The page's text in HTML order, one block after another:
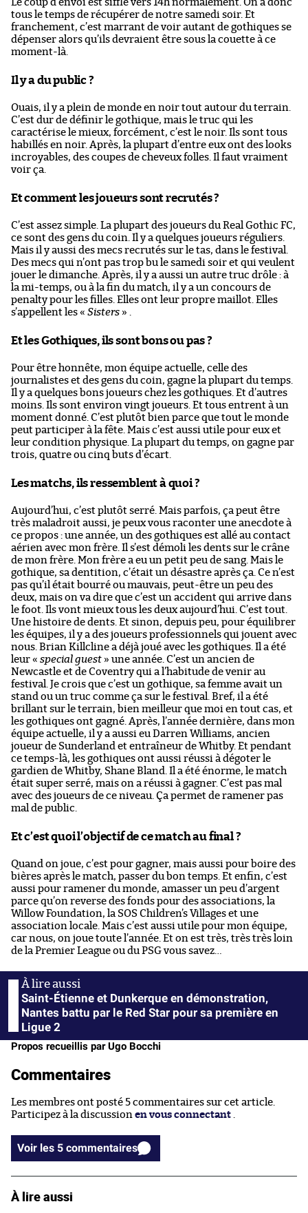
Le coup d’envoi est sifflé vers 14h normalement. On a donc
tous le temps de récupérer de notre samedi soir. Et
franchement, c’est marrant de voir autant de gothiques se
dépenser alors qu’ils devraient être sous la couette à ce
moment-là.
Il y a du public ?
Ouais, il y a plein de monde en noir tout autour du terrain.
C’est dur de définir le gothique, mais le truc qui les
caractérise le mieux, forcément, c’est le noir. Ils sont tous
habillés en noir. Après, la plupart d’entre eux ont des looks
incroyables, des coupes de cheveux folles. Il faut vraiment
voir ça.
Et comment les joueurs sont recrutés ?
C’est assez simple. La plupart des joueurs du Real Gothic FC,
ce sont des gens du coin. Il y a quelques joueurs réguliers.
Mais il y aussi des mecs recrutés sur le tas, dans le festival.
Des mecs qui n’ont pas trop bu le samedi soir et qui veulent
jouer le dimanche. Après, il y a aussi un autre truc drôle : à
la mi-temps, ou à la fin du match, il y a un concours de
penalty pour les filles. Elles ont leur propre maillot. Elles
s’appellent les « Sisters » .
Et les Gothiques, ils sont bons ou pas ?
Pour être honnête, mon équipe actuelle, celle des
journalistes et des gens du coin, gagne la plupart du temps.
Il y a quelques bons joueurs chez les gothiques. Et d’autres
moins. Ils sont environ vingt joueurs. Et tous entrent à un
moment donné. C’est plutôt bien parce que tout le monde
peut participer à la fête. Mais c’est aussi utile pour eux et
leur condition physique. La plupart du temps, on gagne par
trois, quatre ou cinq buts d’écart.
Les matchs, ils ressemblent à quoi ?
Aujourd’hui, c’est plutôt serré. Mais parfois, ça peut être
très maladroit aussi, je peux vous raconter une anecdote à
ce propos : une année, un des gothiques est allé au contact
aérien avec mon frère. Il s’est démoli les dents sur le crâne
de mon frère. Mon frère a eu un petit peu de sang. Mais le
gothique, sa dentition, c’était un désastre après ça. Ce n’est
pas qu’il était bourré ou mauvais, peut-être un peu des
deux, mais on va dire que c’est un accident qui arrive dans
le foot. Ils vont mieux tous les deux aujourd’hui. C’est tout.
Une histoire de dents. Et sinon, depuis peu, pour équilibrer
les équipes, il y a des joueurs professionnels qui jouent avec
nous. Brian Killcline a déjà joué avec les gothiques. Il a été
leur « special guest » une année. C’est un ancien de
Newcastle et de Coventry qui a l’habitude de venir au
festival. Je crois que c’est un gothique, sa femme avait un
stand ou un truc comme ça sur le festival. Bref, il a été
brillant sur le terrain, bien meilleur que moi en tout cas, et
les gothiques ont gagné. Après, l’année dernière, dans mon
équipe actuelle, il y a aussi eu Darren Williams, ancien
joueur de Sunderland et entraîneur de Whitby. Et pendant
ce temps-là, les gothiques ont aussi réussi à dégoter le
gardien de Whitby, Shane Bland. Il a été énorme, le match
était super serré, mais on a réussi à gagner. C’est pas mal
avec des joueurs de ce niveau. Ça permet de ramener pas
mal de public.
Et c’est quoi l’objectif de ce match au final ?
Quand on joue, c’est pour gagner, mais aussi pour boire des
bières après le match, passer du bon temps. Et enfin, c’est
aussi pour ramener du monde, amasser un peu d’argent
parce qu’on reverse des fonds pour des associations, la
Willow Foundation, la SOS Children’s Villages et une
association locale. Mais c’est aussi utile pour mon équipe,
car nous, on joue toute l’année. Et on est très, très très loin
de la Premier League ou du PSG vous savez…
Saint-Étienne et Dunkerque en démonstration,
Nantes battu par le Red Star pour sa première en
Ligue 2
Propos recueillis par Ugo Bocchi
Commentaires
Les membres ont posté 5 commentaires sur cet article.
Participez à la discussion en vous connectant
Voir les 5 commentaires
À lire aussi